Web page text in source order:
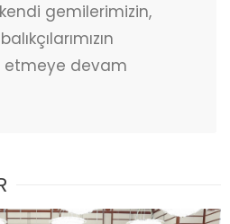
kendi gemilerimizin,
etmeye devam